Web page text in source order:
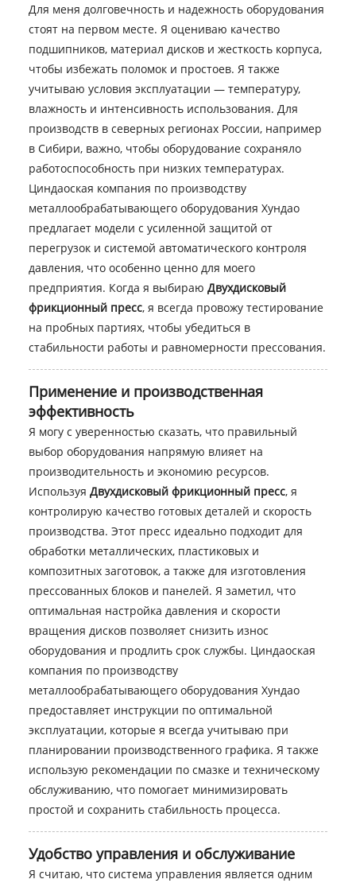
Для меня долговечность и надежность оборудования
стоят на первом месте. Я оцениваю качество
подшипников, материал дисков и жесткость корпуса,
чтобы избежать поломок и простоев. Я также
учитываю условия эксплуатации — температуру,
влажность и интенсивность использования. Для
производств в северных регионах России, например
в Сибири, важно, чтобы оборудование сохраняло
работоспособность при низких температурах.
Циндаоская компания по производству
металлообрабатывающего оборудования Хундао
предлагает модели с усиленной защитой от
перегрузок и системой автоматического контроля
давления, что особенно ценно для моего
предприятия. Когда я выбираю Двухдисковый
фрикционный пресс, я всегда провожу тестирование
на пробных партиях, чтобы убедиться в
стабильности работы и равномерности прессования.
Применение и производственная
эффективность
Я могу с уверенностью сказать, что правильный
выбор оборудования напрямую влияет на
производительность и экономию ресурсов.
Используя Двухдисковый фрикционный пресс, я
контролирую качество готовых деталей и скорость
производства. Этот пресс идеально подходит для
обработки металлических, пластиковых и
композитных заготовок, а также для изготовления
прессованных блоков и панелей. Я заметил, что
оптимальная настройка давления и скорости
вращения дисков позволяет снизить износ
оборудования и продлить срок службы. Циндаоская
компания по производству
металлообрабатывающего оборудования Хундао
предоставляет инструкции по оптимальной
эксплуатации, которые я всегда учитываю при
планировании производственного графика. Я также
использую рекомендации по смазке и техническому
обслуживанию, что помогает минимизировать
простой и сохранить стабильность процесса.
Удобство управления и обслуживание
Я считаю, что система управления является одним